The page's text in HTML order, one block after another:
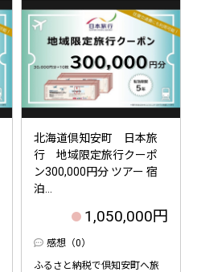
北海道倶知安町 日本旅
行 地域限定旅行クーポ
ン300,000円分 ツアー 宿
泊...
1,050,000円
感想（0）
ふるさと納税で倶知安町へ旅